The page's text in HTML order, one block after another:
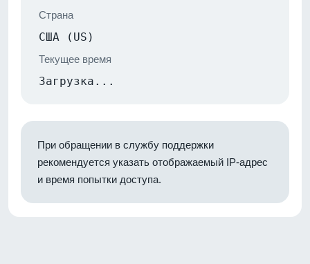
Страна
США (US)
Текущее время
Загрузка...
При обращении в службу поддержки
рекомендуется указать отображаемый IP-адрес
и время попытки доступа.